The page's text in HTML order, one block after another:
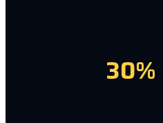
30%